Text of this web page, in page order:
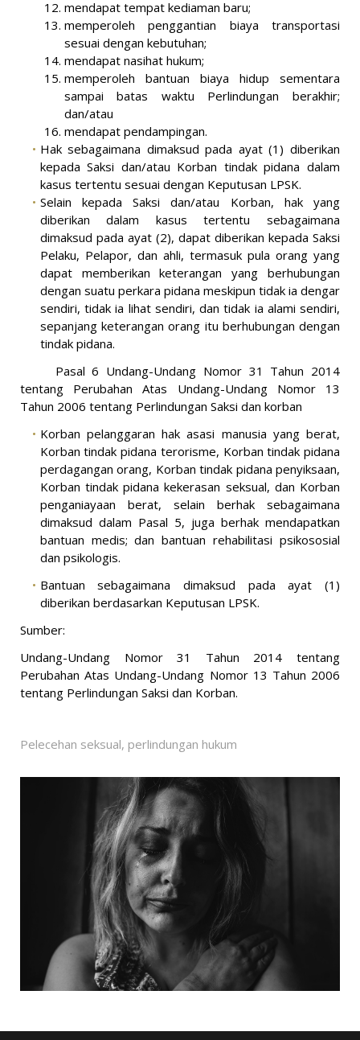
mendapat tempat kediaman baru;
memperoleh penggantian biaya transportasi
sesuai dengan kebutuhan;
mendapat nasihat hukum;
memperoleh bantuan biaya hidup sementara
sampai batas waktu Perlindungan berakhir;
dan/atau
mendapat pendampingan.
Hak sebagaimana dimaksud pada ayat (1) diberikan
kepada Saksi dan/atau Korban tindak pidana dalam
kasus tertentu sesuai dengan Keputusan LPSK.
Selain kepada Saksi dan/atau Korban, hak yang
diberikan dalam kasus tertentu sebagaimana
dimaksud pada ayat (2), dapat diberikan kepada Saksi
Pelaku, Pelapor, dan ahli, termasuk pula orang yang
dapat memberikan keterangan yang berhubungan
dengan suatu perkara pidana meskipun tidak ia dengar
sendiri, tidak ia lihat sendiri, dan tidak ia alami sendiri,
sepanjang keterangan orang itu berhubungan dengan
tindak pidana.
Pasal 6 Undang-Undang Nomor 31 Tahun 2014
tentang Perubahan Atas Undang-Undang Nomor 13
Tahun 2006 tentang Perlindungan Saksi dan korban
Korban pelanggaran hak asasi manusia yang berat,
Korban tindak pidana terorisme, Korban tindak pidana
perdagangan orang, Korban tindak pidana penyiksaan,
Korban tindak pidana kekerasan seksual, dan Korban
penganiayaan berat, selain berhak sebagaimana
dimaksud dalam Pasal 5, juga berhak mendapatkan
bantuan medis; dan bantuan rehabilitasi psikososial
dan psikologis.
Bantuan sebagaimana dimaksud pada ayat (1)
diberikan berdasarkan Keputusan LPSK.
Sumber:
Undang-Undang Nomor 31 Tahun 2014 tentang
Perubahan Atas Undang-Undang Nomor 13 Tahun 2006
tentang Perlindungan Saksi dan Korban.
Pelecehan seksual, perlindungan hukum